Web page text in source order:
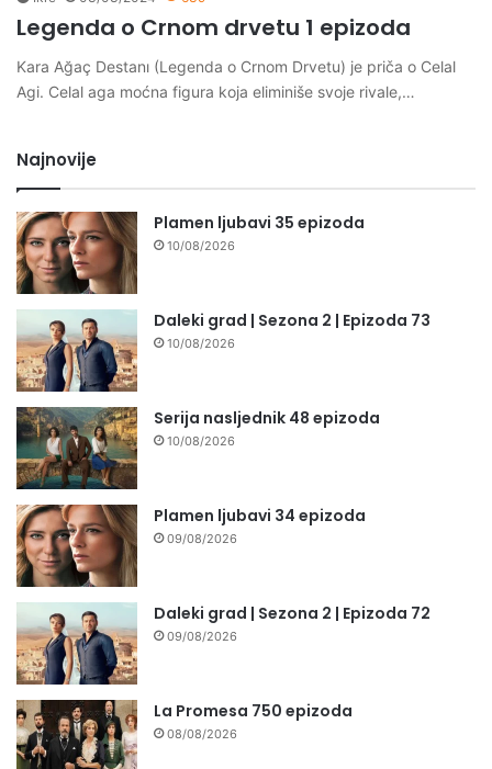
Legenda o Crnom drvetu 1 epizoda
Kara Ağaç Destanı (Legenda o Crnom Drvetu) je priča o Celal
Agi. Celal aga moćna figura koja eliminiše svoje rivale,…
Najnovije
Plamen ljubavi 35 epizoda
10/08/2026
Daleki grad | Sezona 2 | Epizoda 73
10/08/2026
Serija nasljednik 48 epizoda
10/08/2026
Plamen ljubavi 34 epizoda
09/08/2026
Daleki grad | Sezona 2 | Epizoda 72
09/08/2026
La Promesa 750 epizoda
08/08/2026